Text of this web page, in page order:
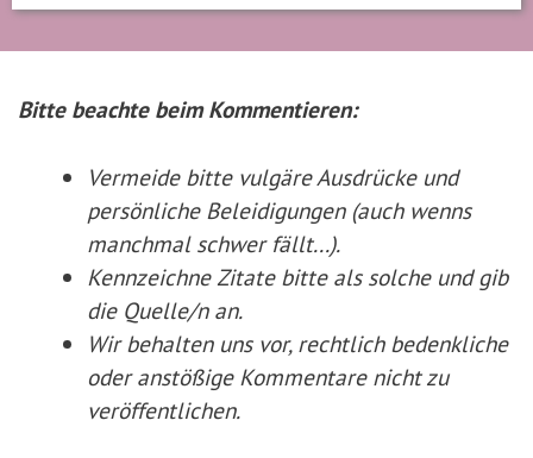
Bitte beachte beim Kommentieren:
Vermeide bitte vulgäre Ausdrücke und
persönliche Beleidigungen (auch wenns
manchmal schwer fällt...).
Kennzeichne Zitate bitte als solche und gib
die Quelle/n an.
Wir behalten uns vor, rechtlich bedenkliche
oder anstößige Kommentare nicht zu
veröffentlichen.